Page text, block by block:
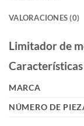
VALORACIONES (0)
Limitador de
MARCA
NÚMERO DE